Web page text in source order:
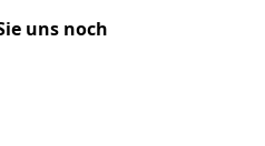
uns noch